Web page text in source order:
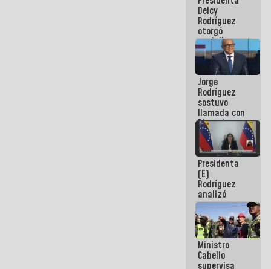
planes de
acción
Delcy
Rodríguez
otorgó
medalla
"Héroe de
Venezuela"
a servidores
públicos
Jorge
Rodríguez
sostuvo
llamada con
Dinorah
Figuera y
acuerdan
primer
encuentro
presencial
para el
diálogo
Presidenta
(E)
Rodríguez
analizó
junto a
gobernadores
planes de
recuperación
del Sistema
Eléctrico
Ministro
Cabello
supervisa